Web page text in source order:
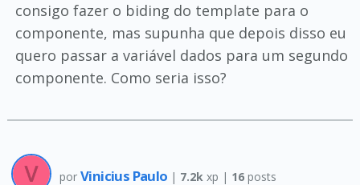
consigo fazer o biding do template para o
componente, mas supunha que depois disso eu
quero passar a variável dados para um segundo
componente. Como seria isso?
por Vinicius Paulo | 7.2k xp | 16posts